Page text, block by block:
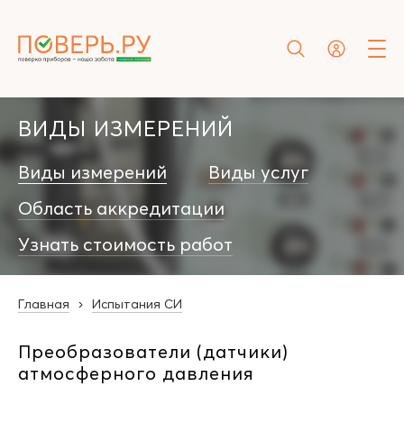
ВИДЫ ИЗМЕРЕНИЙ
Виды измерений
Виды услуг
Область аккредитации
Узнать стоимость работ
Главная Испытания СИ
Преобразователи (датчики)
атмосферного давления